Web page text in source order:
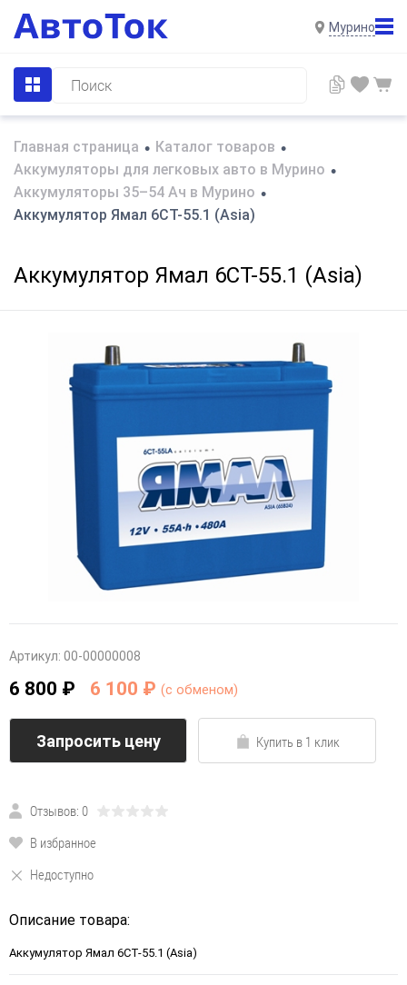
Мурино
Главная страница • Каталог товаров •
Аккумуляторы для легковых авто в Мурино •
Аккумуляторы 35–54 Ач в Мурино •
Аккумулятор Ямал 6CT-55.1 (Asia)
Аккумулятор Ямал 6CT-55.1 (Asia)
Артикул: 00-00000008
6 800 ₽ 6 100 ₽ (c обменом)
Запросить цену Купить в 1 клик
Отзывов: 0
В избранное
Недоступно
Описание товара:
Аккумулятор Ямал 6CT-55.1 (Asia)